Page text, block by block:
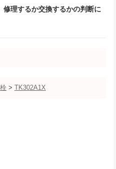
修理するか交換するかの判断に
> TK302A1X